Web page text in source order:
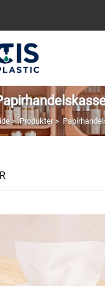
>Produkter>